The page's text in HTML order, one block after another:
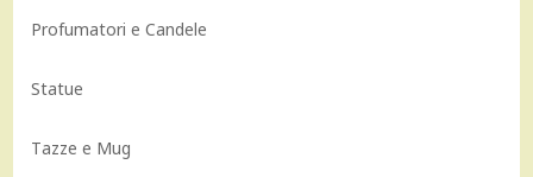
Profumatori e Candele
Statue
Tazze e Mug